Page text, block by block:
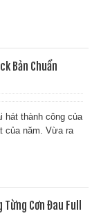
Bản Chuẩn
hát thành công của
của năm. Vừa ra
Cơn Đau Full